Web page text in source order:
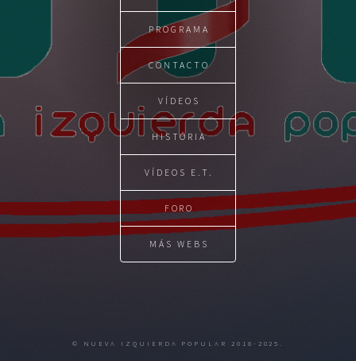
PROGRAMA
CONTACTO
VÍDEOS
HISTÓRIA
VÍDEOS E.T.
FORO
MÁS WEBS
© NUEVA IZQUIERDA POPULAR 2018-2025.